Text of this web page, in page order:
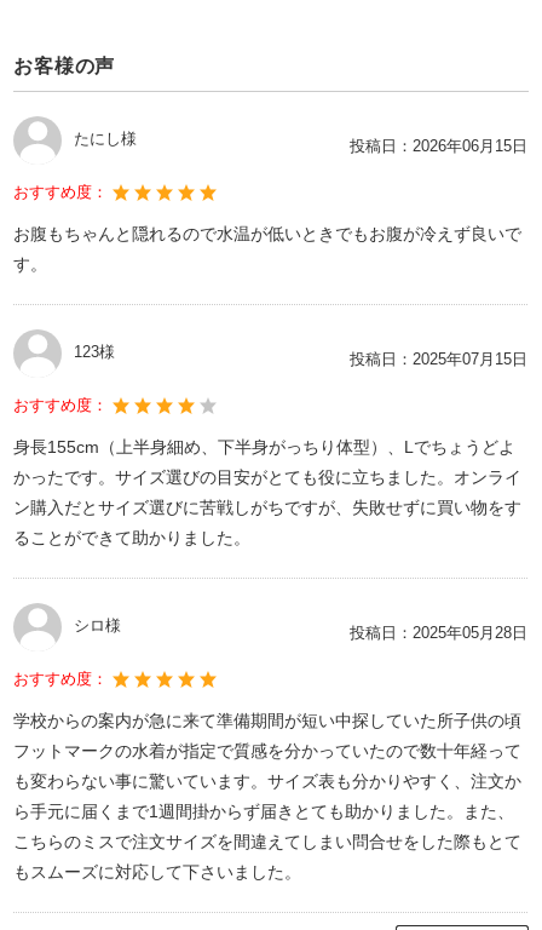
お客様の声
たにし様 投稿日：2026年06月15日
おすすめ度：
お腹もちゃんと隠れるので水温が低いときでもお腹が冷えず良いで
す。
123様 投稿日：2025年07月15日
おすすめ度：
身長155cm（上半身細め、下半身がっちり体型）、Lでちょうどよ
かったです。サイズ選びの目安がとても役に立ちました。オンライ
ン購入だとサイズ選びに苦戦しがちですが、失敗せずに買い物をす
ることができて助かりました。
シロ様 投稿日：2025年05月28日
おすすめ度：
学校からの案内が急に来て準備期間が短い中探していた所子供の頃
フットマークの水着が指定で質感を分かっていたので数十年経って
も変わらない事に驚いています。サイズ表も分かりやすく、注文か
ら手元に届くまで1週間掛からず届きとても助かりました。また、
こちらのミスで注文サイズを間違えてしまい問合せをした際もとて
もスムーズに対応して下さいました。